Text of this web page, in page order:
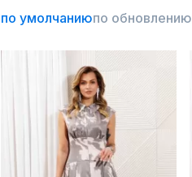
по умолчаниюпо обновлению